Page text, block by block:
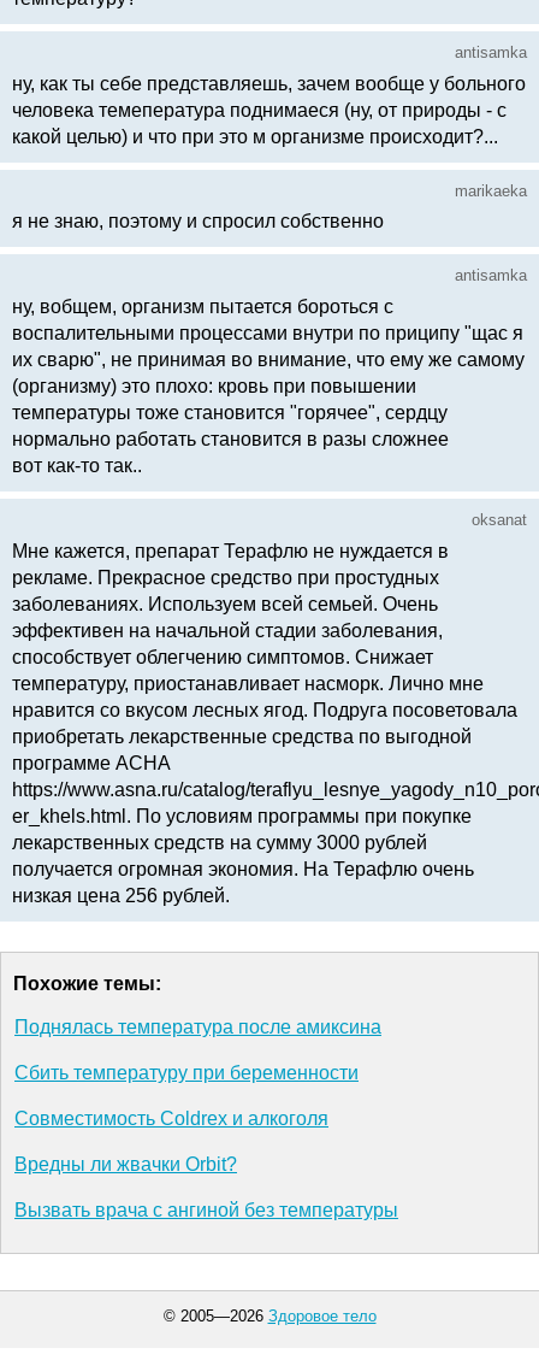
antisamka
ну, как ты себе представляешь, зачем вообще у больного
человека темепература поднимаеся (ну, от природы - с
какой целью) и что при это м организме происходит?...
marikaeka
я не знаю, поэтому и спросил собственно
antisamka
ну, вобщем, организм пытается бороться с
воспалительными процессами внутри по приципу "щас я
их сварю", не принимая во внимание, что ему же самому
(организму) это плохо: кровь при повышении
температуры тоже становится "горячее", сердцу
нормально работать становится в разы сложнее
вот как-то так..
oksanat
Мне кажется, препарат Терафлю не нуждается в
рекламе. Прекрасное средство при простудных
заболеваниях. Используем всей семьей. Очень
эффективен на начальной стадии заболевания,
способствует облегчению симптомов. Снижает
температуру, приостанавливает насморк. Лично мне
нравится со вкусом лесных ягод. Подруга посоветовала
приобретать лекарственные средства по выгодной
программе АСНА
https://www.asna.ru/catalog/
er_khels.html. По условиям программы при покупке
лекарственных средств на сумму 3000 рублей
получается огромная экономия. На Терафлю очень
низкая цена 256 рублей.
Похожие темы:
Поднялась температура после амиксина
Сбить температуру при беременности
Совместимость Coldrex и алкоголя
Вредны ли жвачки Orbit?
Вызвать врача с ангиной без температуры
© 2005—2026 Здоровое тело